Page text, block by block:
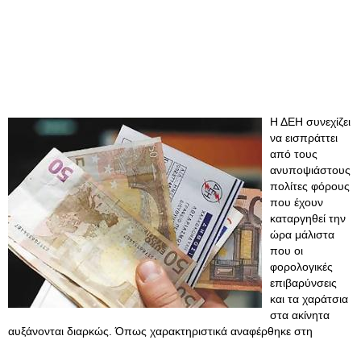
Η ΔΕΗ συνεχίζει
να εισπράττει
από τους
ανυποψιάστους
πολίτες φόρους
που έχουν
καταργηθεί την
ώρα μάλιστα
που οι
φορολογικές
επιβαρύνσεις
και τα χαράτσια
στα ακίνητα
αυξάνονται διαρκώς. Όπως χαρακτηριστικά αναφέρθηκε στη